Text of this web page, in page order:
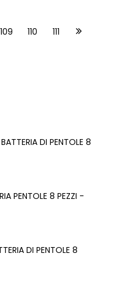
109 110 111
DI PENTOLE 8
PENTOLE 8 PEZZI -
DI PENTOLE 8